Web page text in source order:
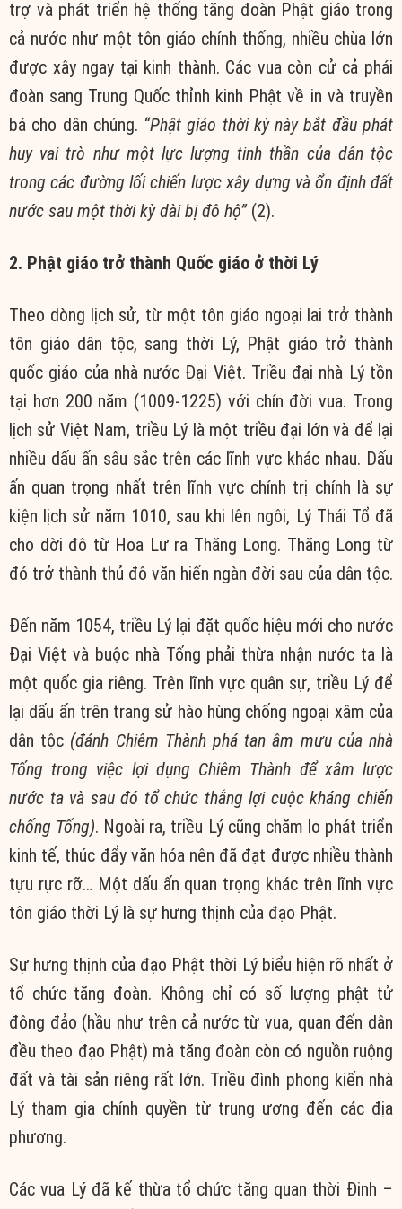
trợ và phát triển hệ thống tăng đoàn Phật giáo trong
cả nước như một tôn giáo chính thống, nhiều chùa lớn
được xây ngay tại kinh thành. Các vua còn cử cả phái
đoàn sang Trung Quốc thỉnh kinh Phật về in và truyền
bá cho dân chúng. “Phật giáo thời kỳ này bắt đầu phát
huy vai trò như một lực lượng tinh thần của dân tộc
trong các đường lối chiến lược xây dựng và ổn định đất
nước sau một thời kỳ dài bị đô hộ” (2).
2. Phật giáo trở thành Quốc giáo ở thời Lý
Theo dòng lịch sử, từ một tôn giáo ngoại lai trở thành
tôn giáo dân tộc, sang thời Lý, Phật giáo trở thành
quốc giáo của nhà nước Đại Việt. Triều đại nhà Lý tồn
tại hơn 200 năm (1009-1225) với chín đời vua. Trong
lịch sử Việt Nam, triều Lý là một triều đại lớn và để lại
nhiều dấu ấn sâu sắc trên các lĩnh vực khác nhau. Dấu
ấn quan trọng nhất trên lĩnh vực chính trị chính là sự
kiện lịch sử năm 1010, sau khi lên ngôi, Lý Thái Tổ đã
cho dời đô từ Hoa Lư ra Thăng Long. Thăng Long từ
đó trở thành thủ đô văn hiến ngàn đời sau của dân tộc.
Đến năm 1054, triều Lý lại đặt quốc hiệu mới cho nước
Đại Việt và buộc nhà Tống phải thừa nhận nước ta là
một quốc gia riêng. Trên lĩnh vực quân sự, triều Lý để
lại dấu ấn trên trang sử hào hùng chống ngoại xâm của
dân tộc (đánh Chiêm Thành phá tan âm mưu của nhà
Tống trong việc lợi dụng Chiêm Thành để xâm lược
nước ta và sau đó tổ chức thắng lợi cuộc kháng chiến
chống Tống). Ngoài ra, triều Lý cũng chăm lo phát triển
kinh tế, thúc đẩy văn hóa nên đã đạt được nhiều thành
tựu rực rỡ… Một dấu ấn quan trọng khác trên lĩnh vực
tôn giáo thời Lý là sự hưng thịnh của đạo Phật.
Sự hưng thịnh của đạo Phật thời Lý biểu hiện rõ nhất ở
tổ chức tăng đoàn. Không chỉ có số lượng phật tử
đông đảo (hầu như trên cả nước từ vua, quan đến dân
đều theo đạo Phật) mà tăng đoàn còn có nguồn ruộng
đất và tài sản riêng rất lớn. Triều đình phong kiến nhà
Lý tham gia chính quyền từ trung ương đến các địa
phương.
Các vua Lý đã kế thừa tổ chức tăng quan thời Đinh –